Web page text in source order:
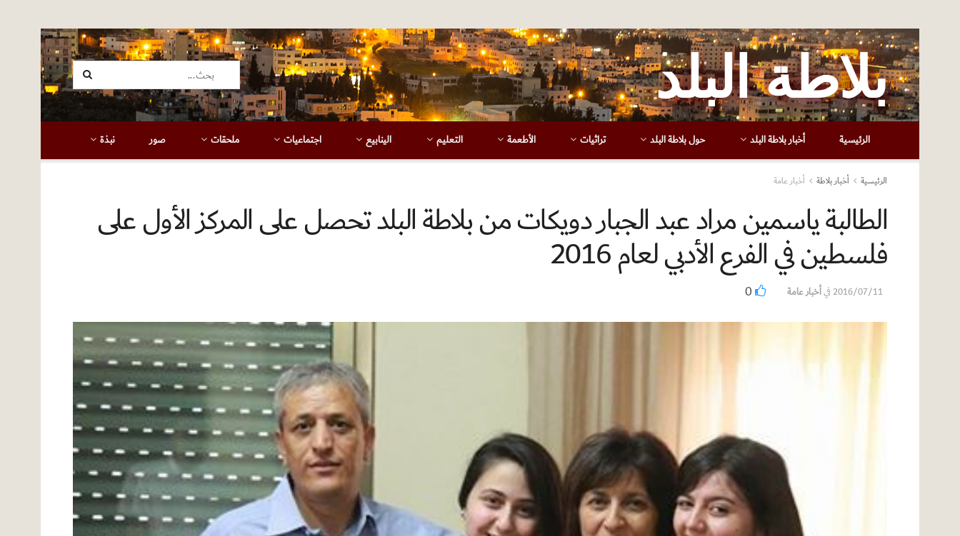
بلاطة البلد
الرئيسية أخبار بلاطة البلد حول بلاطة البلد تراثيات الأطعمة التعليم الينابيع اجتماعيات ملحقات صور نبذة
الرئيسية أخبار بلاطة أخبار عامة
الطالبة ياسمين مراد عبد الجبار دويكات من بلاطة البلد تحصل على المركز الأول على
فلسطين في الفرع الأدبي لعام 2016
2016/07/11 فيأخبار عامة 0